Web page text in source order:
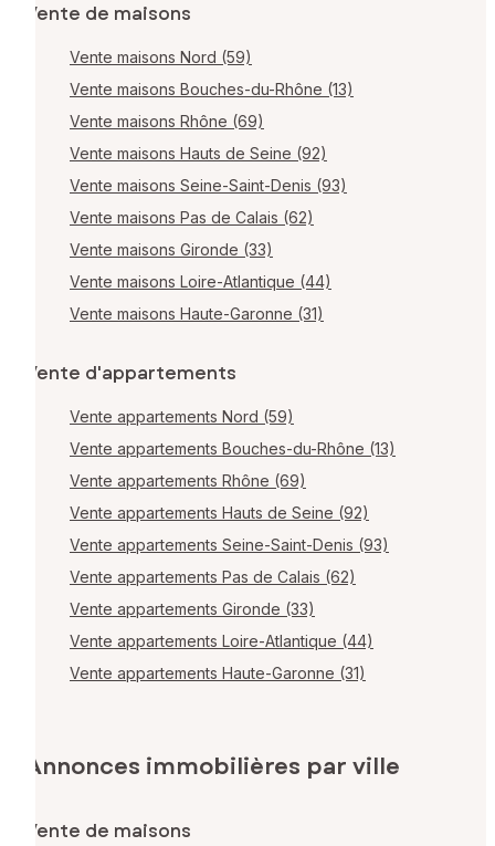
Vente de maisons
Vente maisons Nord (59)
Vente maisons Bouches-du-Rhône (13)
Vente maisons Rhône (69)
Vente maisons Hauts de Seine (92)
Vente maisons Seine-Saint-Denis (93)
Vente maisons Pas de Calais (62)
Vente maisons Gironde (33)
Vente maisons Loire-Atlantique (44)
Vente maisons Haute-Garonne (31)
Vente d'appartements
Vente appartements Nord (59)
Vente appartements Bouches-du-Rhône (13)
Vente appartements Rhône (69)
Vente appartements Hauts de Seine (92)
Vente appartements Seine-Saint-Denis (93)
Vente appartements Pas de Calais (62)
Vente appartements Gironde (33)
Vente appartements Loire-Atlantique (44)
Vente appartements Haute-Garonne (31)
Annonces immobilières par ville
Vente de maisons